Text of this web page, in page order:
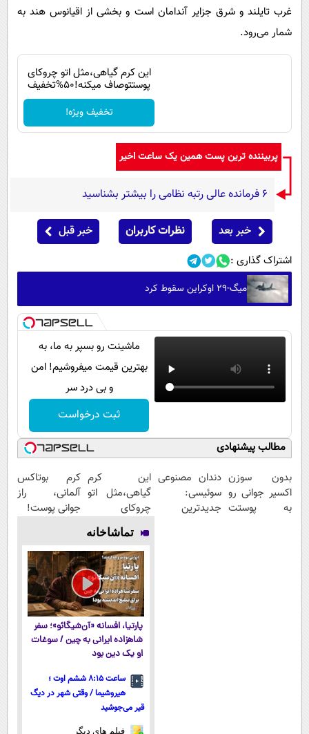
غرب تایلند و شرق جزایر آندامان است و بخشی از اقیانوس هند به‌
شمار می‌رود.
این کرم گیاهی،مثل اتو چروکای
پوستتوصاف میکنه!50%تخفیف
تخفیف ویژه!
پربیننده ترین پست همین یک ساعت اخیر
۶ فرمانده عالی رتبه نظامی را بیشتر بشناسید
خبر بعد نظرات کاربران خبر قبل
اشتراک گذاری :
میگ-۲۹ اوکراین سقوط کرد
ماشینت رو بسپر به ما، به
بهترین قیمت میفروشیم! امن
و بی درد سر
ثبت درخواست
مطالب پیشنهادی
بدون سوزن
اکسیر جوانی رو
به پوستت
دندان مصنوعی
سوئیسی:
جدیدترین
این کرم
گیاهی،مثل اتو
چروکای
پوستتوصاف
میکنه!50%تخفیف
کرم بوتاکس
آلمانی، راز
جوانی پوست!
تماشاخانه
پارتیا، افسانه «آن‌شیگائو»؛ سفر
شاهزاده ایرانی به چین / سوغات
او یک دین بود
ساعت ۸:۱۵ ششم اوت ؛
هیروشیما / وقتی شهر در دیگ
قیر می‌جوشید
فیلم های دیگر